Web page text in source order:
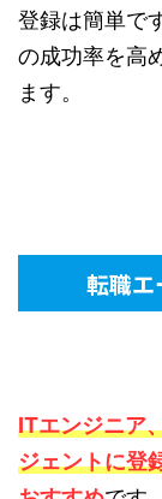
登録は簡単で
の成功率を高
ます。
転職エ
ITエンジニア
ジェントに登